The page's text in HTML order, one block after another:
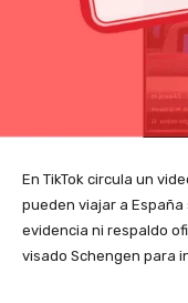
En TikTok circula un
pueden viajar a
evidencia ni respaldo
visado Schengen para